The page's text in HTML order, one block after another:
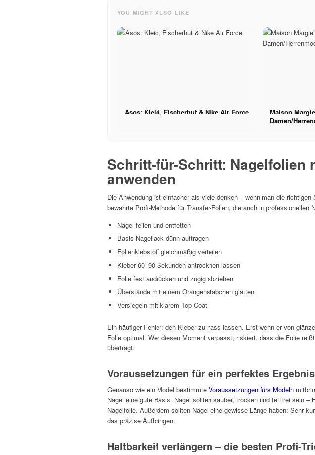
YOU MIGHT ALSO LIKE
Asos: Kleid, Fischerhut & Nike Air Force
Maison
Damen/
Schritt-für-Schritt: Nagelfolien
anwenden
Die Anwendung ist einfacher als viele denken – wenn man die
bewährte Profi-Methode für Transfer-Folien, die auch in professionellen
Nägel feilen und entfetten
Basis-Nagellack dünn auftragen
Folienklebstoff gleichmäßig verteilen
Kleber 60–90 Sekunden antrocknen lassen
Folie fest andrücken und zügig abziehen
Überstände mit einem Orangenstäbchen glätten
Versiegeln mit klarem Top Coat
Ein häufiger Fehler: den Kleber zu nass lassen. Erst wenn er von
Folie optimal. Wer diesen Moment verpasst, riskiert, dass die Folie
überträgt.
Voraussetzungen für ein perfektes Ergebnis
Genauso wie ein Model bestimmte Voraussetzungen fürs Modeln
Nagel eine gute Basis. Nägel sollten sauber, trocken und fettfrei sein –
Nagelfolie. Außerdem sollten Nägel eine gewisse Länge haben: Sehr
das präzise Aufbringen.
Haltbarkeit verlängern – die besten Profi-